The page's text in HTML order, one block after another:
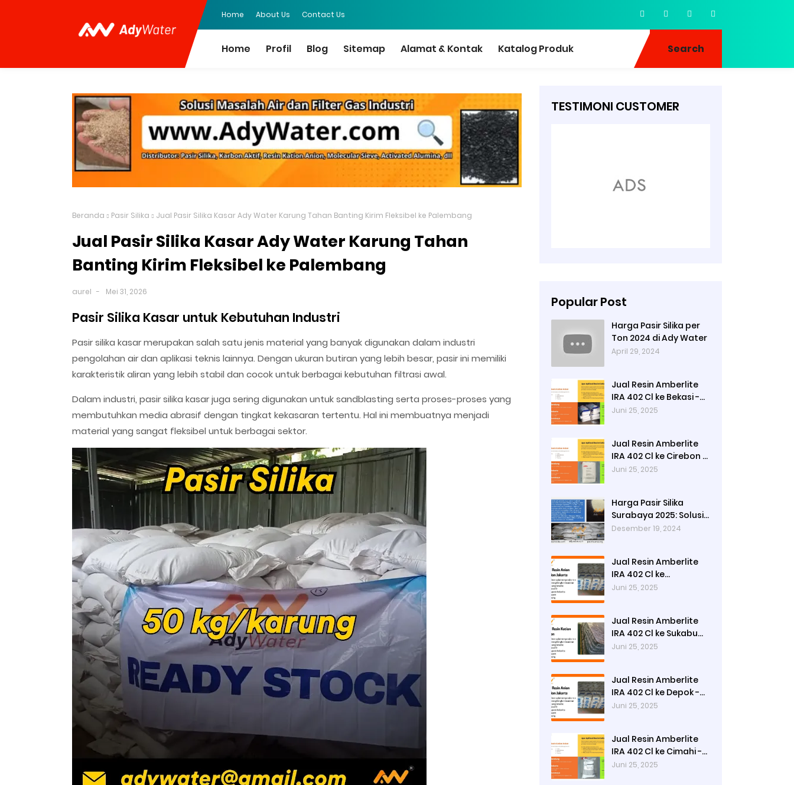
Home About Us Contact Us
Home Profil Blog Sitemap Alamat & Kontak Katalog Produk Search
Beranda Pasir Silika Jual Pasir Silika Kasar Ady Water Karung Tahan Banting Kirim Fleksibel ke Palembang
Jual Pasir Silika Kasar Ady Water Karung Tahan
Banting Kirim Fleksibel ke Palembang
aurel Mei 31, 2026
Pasir Silika Kasar untuk Kebutuhan Industri
Pasir silika kasar merupakan salah satu jenis material yang banyak digunakan dalam industri
pengolahan air dan aplikasi teknis lainnya. Dengan ukuran butiran yang lebih besar, pasir ini memiliki
karakteristik aliran yang lebih stabil dan cocok untuk berbagai kebutuhan filtrasi awal.
Dalam industri, pasir silika kasar juga sering digunakan untuk sandblasting serta proses-proses yang
membutuhkan media abrasif dengan tingkat kekasaran tertentu. Hal ini membuatnya menjadi
material yang sangat fleksibel untuk berbagai sektor.
TESTIMONI CUSTOMER
Popular Post
Harga Pasir Silika per
Ton 2024 di Ady Water
April 29, 2024
Jual Resin Amberlite
IRA 402 Cl ke Bekasi -
Ady Water
Juni 25, 2025
Jual Resin Amberlite
IRA 402 Cl ke Cirebon -
Ady Water
Juni 25, 2025
Harga Pasir Silika
Surabaya 2025: Solusi
Filter Air untuk Industri
Desember 19, 2024
Jual Resin Amberlite
IRA 402 Cl ke
Tasikmalaya - Ady
Juni 25, 2025
Jual Resin Amberlite
IRA 402 Cl ke Sukabumi
- Ady Water
Juni 25, 2025
Jual Resin Amberlite
IRA 402 Cl ke Depok -
Ady Water
Juni 25, 2025
Jual Resin Amberlite
IRA 402 Cl ke Cimahi -
Ady Water
Juni 25, 2025